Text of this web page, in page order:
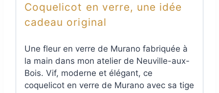
Coquelicot en verre, une idée
cadeau original
Une fleur en verre de Murano fabriquée à
la main dans mon atelier de Neuville-aux-
Bois. Vif, moderne et élégant, ce
coquelicot en verre de Murano avec sa tige